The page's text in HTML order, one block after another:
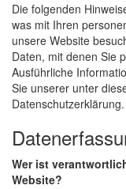
Die folgenden
was mit Ihren
unsere Website
Daten, mit denen Sie
Ausführliche
Sie unserer unter
Datenschutzerklärung.
Wer ist
Website?